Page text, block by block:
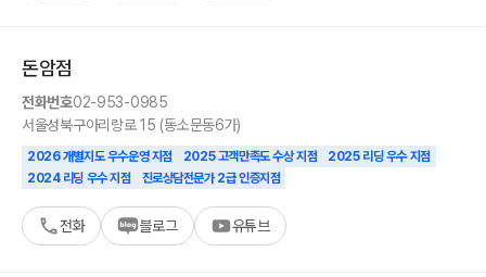
돈암점
전화번호02-953-0985
서울성북구아리랑로 15 (동소문동6가)
2026 개별지도 우수운영 지점 2025 고객만족도 수상 지점
2025 리딩 우수 지점
2024 리딩 우수 지점
진로상담전문가 2급 인증지점
전화 블로그 유튜브